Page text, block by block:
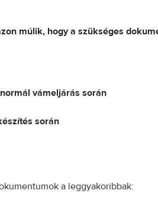
múlik, hogy a szükséges
vámeljárás során
során
a leggyakoribbak: